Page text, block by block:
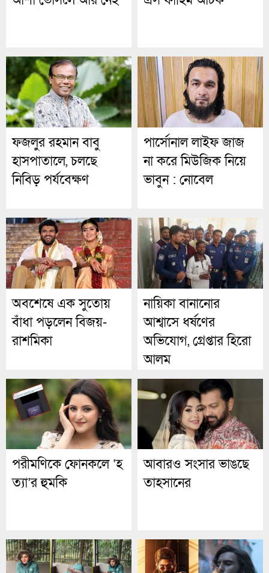
ফজলুর রহমান বাবু
হাসপাতালে, চলছে
নিবিড় পর্যবেক্ষণ
পার্সোনাল লাইফ জাজ
না করে মিউজিক নিয়ে
ভাবুন : নোবেল
অবশেষে এক সুতোয়
বাঁধা পড়লেন বিজয়-
রাশমিকা
নায়িকা বানানোর
আশ্বাসে ধর্ষণের
অভিযোগ, গ্রেপ্তার হিরো
আলম
পরীমণিকে ফোনকলে ‘হ
ত্যা’র হুমকি
আবারও সংসার ভাঙছে
তাহসানের